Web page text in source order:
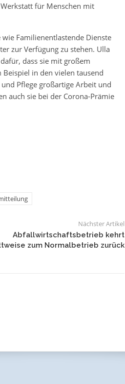
für Menschen mit
Familienentlastende Dienste
zur Verfügung zu stehen. Ulla
dass sie mit großem
in den vielen tausend
Pflege großartige Arbeit und
auch sie bei der Corona-Prämie
Nächster Artikel
Abfallwirtschaftsbetrieb kehrt
zum Normalbetrieb zurück